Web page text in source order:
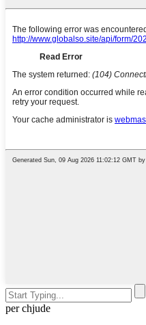
per chjude